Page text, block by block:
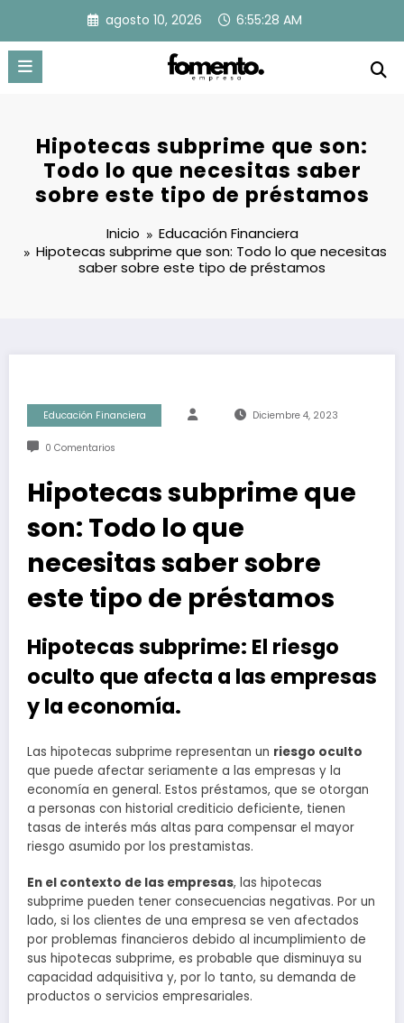
contenido
agosto 10, 2026 6:55:29 AM
Hipotecas subprime que son:
Todo lo que necesitas saber
sobre este tipo de préstamos
Inicio
Educación Financiera
Hipotecas subprime que son: Todo lo que necesitas
saber sobre este tipo de préstamos
Educación Financiera Diciembre 4, 2023
0 Comentarios
Hipotecas subprime que
son: Todo lo que
necesitas saber sobre
este tipo de préstamos
Hipotecas subprime: El riesgo
oculto que afecta a las empresas
y la economía.
Las hipotecas subprime representan un riesgo oculto
que puede afectar seriamente a las empresas y la
economía en general. Estos préstamos, que se otorgan
a personas con historial crediticio deficiente, tienen
tasas de interés más altas para compensar el mayor
riesgo asumido por los prestamistas.
En el contexto de las empresas, las hipotecas
subprime pueden tener consecuencias negativas. Por un
lado, si los clientes de una empresa se ven afectados
por problemas financieros debido al incumplimiento de
sus hipotecas subprime, es probable que disminuya su
capacidad adquisitiva y, por lo tanto, su demanda de
productos o servicios empresariales.